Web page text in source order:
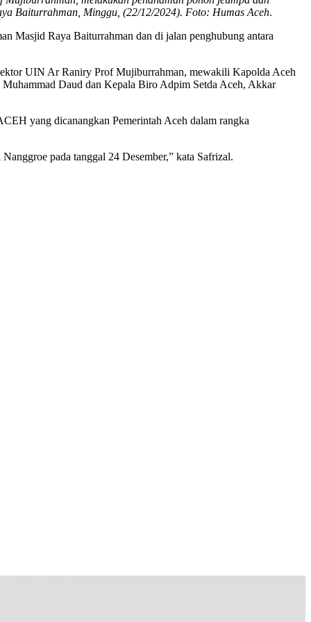
Baiturrahman, Minggu, (22/12/2024). Foto: Humas Aceh.
Masjid Raya Baiturrahman dan di jalan penghubung antara
UIN Ar Raniry Prof Mujiburrahman, mewakili Kapolda Aceh
Daud dan Kepala Biro Adpim Setda Aceh, Akkar
yang dicanangkan Pemerintah Aceh dalam rangka
pada tanggal 24 Desember,” kata Safrizal.